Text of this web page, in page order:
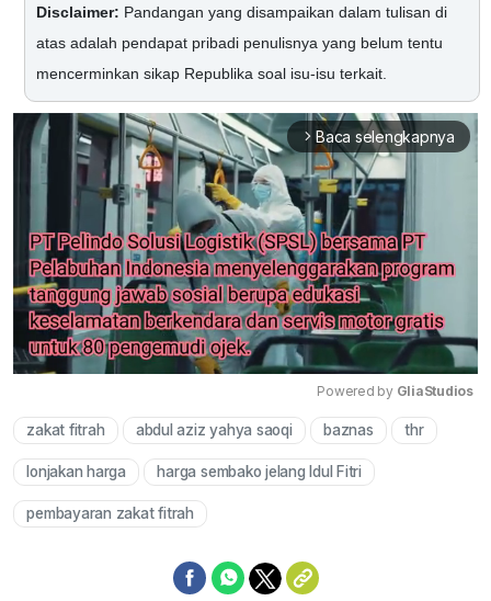
Disclaimer: Pandangan yang disampaikan dalam tulisan di
atas adalah pendapat pribadi penulisnya yang belum tentu
mencerminkan sikap Republika soal isu-isu terkait.
arrow_forward_ios Baca selengkapnya
Mute
Powered by GliaStudios
zakat fitrah abdul aziz yahya saoqi baznas thr
lonjakan harga harga sembako jelang Idul Fitri
pembayaran zakat fitrah